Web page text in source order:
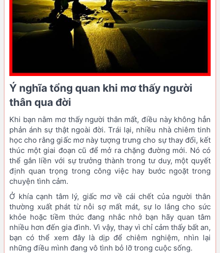
Ý nghĩa tổng quan khi mơ thấy người
thân qua đời
Khi bạn nằm mơ thấy người thân mất, điều này không hẳn
phản ánh sự thật ngoài đời. Trái lại, nhiều nhà chiêm tinh
học cho rằng giấc mơ này tượng trưng cho sự thay đổi, kết
thúc một giai đoạn cũ để mở ra chặng đường mới. Nó có
thể gắn liền với sự trưởng thành trong tư duy, một quyết
định quan trọng trong công việc hay bước ngoặt trong
chuyện tình cảm.
Ở khía cạnh tâm lý, giấc mơ về cái chết của người thân
thường xuất phát từ nỗi sợ mất mát, sự lo lắng cho sức
khỏe hoặc tiềm thức đang nhắc nhở bạn hãy quan tâm
nhiều hơn đến gia đình. Vì vậy, thay vì chỉ cảm thấy bất an,
bạn có thể xem đây là dịp để chiêm nghiệm, nhìn lại
những điều mình đang vô tình bỏ lỡ trong cuộc sống.